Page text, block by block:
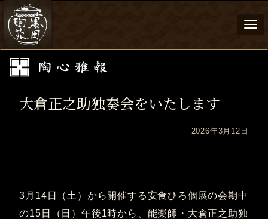
大倉正之助独奏会をいたします
2026年3月12日
3月14日（土）から開催する安食ひろ個展の会期中
の15日（日）午後1時から、能楽師・大倉正之助独